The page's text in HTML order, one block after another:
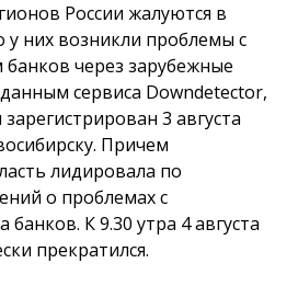
России жалуются в
у них возникли проблемы с
банков через зарубежные
сервиса Downdetector,
3 августа
Причем
лидировала по
о проблемах с
К 9.30 утра 4 августа
прекратился.